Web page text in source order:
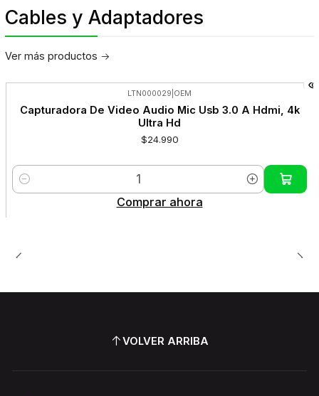
Cables y Adaptadores
Ver más productos
LTN000029 OEM
Capturadora De Video Audio Mic Usb 3.0 A Hdmi, 4k
Ultra Hd
$24.990
Cantidad
Comprar ahora
VOLVER ARRIBA